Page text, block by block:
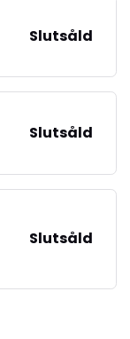
Slutsåld
Slutsåld
Slutsåld